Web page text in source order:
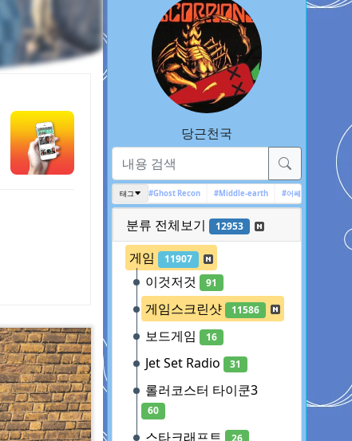
당근천국
태그
#Ghost Recon #Middle-earth #어쎄신 크리드
분류 전체보기 12953
게임 11907
이것저것 91
게임스크린샷 11586
보드게임 16
Jet Set Radio 31
롤러코스터 타이쿤3
60
스타크래프트 26